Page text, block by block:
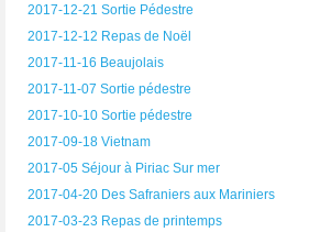
2017-12-21 Sortie Pédestre
2017-12-12 Repas de Noël
2017-11-16 Beaujolais
2017-11-07 Sortie pédestre
2017-10-10 Sortie pédestre
2017-09-18 Vietnam
2017-05 Séjour à Piriac Sur mer
2017-04-20 Des Safraniers aux Mariniers
2017-03-23 Repas de printemps